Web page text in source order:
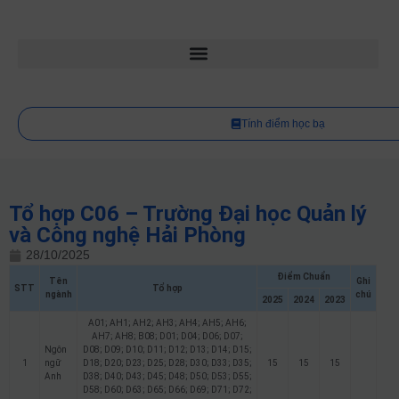
Tính điểm học bạ
Tổ hợp C06 – Trường Đại học Quản lý
và Công nghệ Hải Phòng
28/10/2025
STT
Tên
ngành
Tổ hợp
Điểm Chuẩn
Ghi
chú
2025 2024 2023
1
Ngôn
ngữ
Anh
A01; AH1; AH2; AH3; AH4; AH5; AH6;
AH7; AH8; B08; D01; D04; D06; D07;
D08; D09; D10; D11; D12; D13; D14; D15;
D18; D20; D23; D25; D28; D30; D33; D35;
D38; D40; D43; D45; D48; D50; D53; D55;
D58; D60; D63; D65; D66; D69; D71; D72;
15 15 15